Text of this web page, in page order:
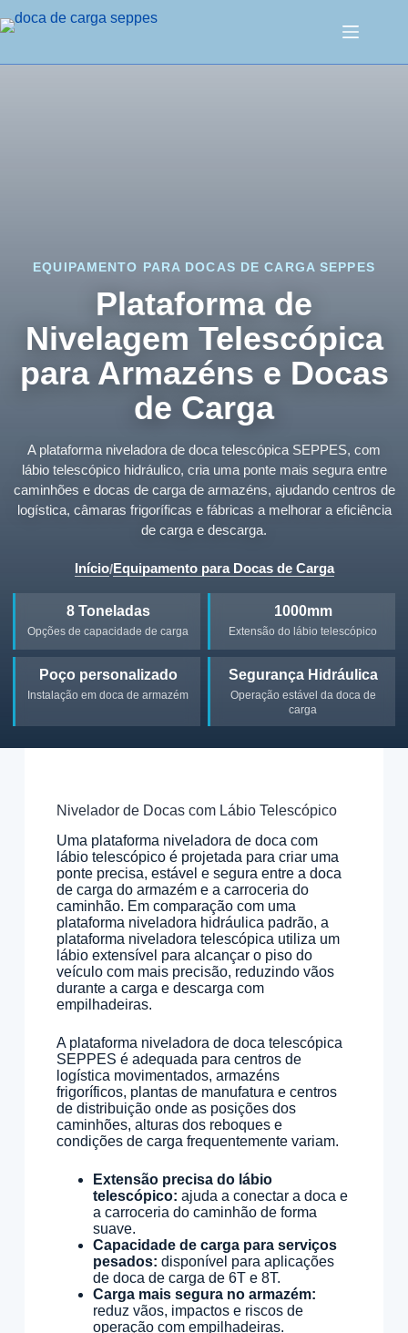
EQUIPAMENTO PARA DOCAS DE CARGA SEPPES
Plataforma de
Nivelagem Telescópica
para Armazéns e Docas
de Carga
A plataforma niveladora de doca telescópica SEPPES, com
lábio telescópico hidráulico, cria uma ponte mais segura entre
caminhões e docas de carga de armazéns, ajudando centros de
logística, câmaras frigoríficas e fábricas a melhorar a eficiência
de carga e descarga.
Início/Equipamento para Docas de Carga
8 Toneladas
Opções de capacidade de carga
1000mm
Extensão do lábio telescópico
Poço personalizado
Instalação em doca de armazém
Segurança Hidráulica
Operação estável da doca de
carga
Nivelador de Docas com Lábio Telescópico
Uma plataforma niveladora de doca com
lábio telescópico é projetada para criar uma
ponte precisa, estável e segura entre a doca
de carga do armazém e a carroceria do
caminhão. Em comparação com uma
plataforma niveladora hidráulica padrão, a
plataforma niveladora telescópica utiliza um
lábio extensível para alcançar o piso do
veículo com mais precisão, reduzindo vãos
durante a carga e descarga com
empilhadeiras.
A plataforma niveladora de doca telescópica
SEPPES é adequada para centros de
logística movimentados, armazéns
frigoríficos, plantas de manufatura e centros
de distribuição onde as posições dos
caminhões, alturas dos reboques e
condições de carga frequentemente variam.
Extensão precisa do lábio
telescópico: ajuda a conectar a doca e
a carroceria do caminhão de forma
suave.
Capacidade de carga para serviços
pesados: disponível para aplicações
de doca de carga de 6T e 8T.
Carga mais segura no armazém:
reduz vãos, impactos e riscos de
operação com empilhadeiras.